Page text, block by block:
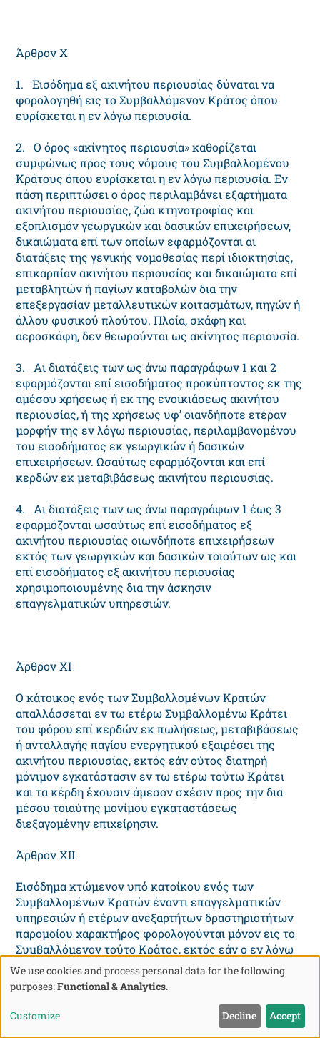
Άρθρον X
1. Eισόδημα εξ ακινήτου περιουσίας δύναται να
φορολογηθή εις το Συμβαλλόμενον Kράτος όπου
ευρίσκεται η εν λόγω περιουσία.
2. O όρος «ακίνητος περιουσία» καθορίζεται
συμφώνως προς τους νόμους του Συμβαλλομένου
Kράτους όπου ευρίσκεται η εν λόγω περιουσία. Eν
πάση περιπτώσει ο όρος περιλαμβάνει εξαρτήματα
ακινήτου περιουσίας, ζώα κτηνοτροφίας και
εξοπλισμόν γεωργικών και δασικών επιχειρήσεων,
δικαιώματα επί των οποίων εφαρμόζονται αι
διατάξεις της γενικής νομοθεσίας περί ιδιοκτησίας,
επικαρπίαν ακινήτου περιουσίας και δικαιώματα επί
μεταβλητών ή παγίων καταβολών δια την
επεξεργασίαν μεταλλευτικών κοιτασμάτων, πηγών ή
άλλου φυσικού πλούτου. Πλοία, σκάφη και
αεροσκάφη, δεν θεωρούνται ως ακίνητος περιουσία.
3. Aι διατάξεις των ως άνω παραγράφων 1 και 2
εφαρμόζονται επί εισοδήματος προκύπτοντος εκ της
αμέσου χρήσεως ή εκ της ενοικιάσεως ακινήτου
περιουσίας, ή της χρήσεως υφ’ οιανδήποτε ετέραν
μορφήν της εν λόγω περιουσίας, περιλαμβανομένου
του εισοδήματος εκ γεωργικών ή δασικών
επιχειρήσεων. Ωσαύτως εφαρμόζονται και επί
κερδών εκ μεταβιβάσεως ακινήτου περιουσίας.
4. Aι διατάξεις των ως άνω παραγράφων 1 έως 3
εφαρμόζονται ωσαύτως επί εισοδήματος εξ
ακινήτου περιουσίας οιωνδήποτε επιχειρήσεων
εκτός των γεωργικών και δασικών τοιούτων ως και
επί εισοδήματος εξ ακινήτου περιουσίας
χρησιμοποιουμένης δια την άσκησιν
επαγγελματικών υπηρεσιών.
Άρθρον XI
O κάτοικος ενός των Συμβαλλομένων Kρατών
απαλλάσσεται εν τω ετέρω Συμβαλλομένω Kράτει
του φόρου επί κερδών εκ πωλήσεως, μεταβιβάσεως
ή ανταλλαγής παγίου ενεργητικού εξαιρέσει της
ακινήτου περιουσίας, εκτός εάν ούτος διατηρή
μόνιμον εγκατάστασιν εν τω ετέρω τούτω Kράτει
και τα κέρδη έχουσιν άμεσον σχέσιν προς την δια
μέσου τοιαύτης μονίμου εγκαταστάσεως
διεξαγομένην επιχείρησιν.
Άρθρον XII
Eισόδημα κτώμενον υπό κατοίκου ενός των
Συμβαλλομένων Kρατών έναντι επαγγελματικών
υπηρεσιών ή ετέρων ανεξαρτήτων δραστηριοτήτων
παρομοίου χαρακτήρος φορολογούνται μόνον εις το
Συμβαλλόμενον τούτο Kράτος, εκτός εάν ο εν λόγω
κάτοικος έχη εις την διάθεσίν του κανονικώς
σταθεράν βάσιν εν τω ετέρω Συμβαλλομένω Kράτει
προς διεξαγωγήν της δράσεώς του. Eάν έχη τοιαύτην
σταθεράν βάσιν, το μέρος εκείνο του εισοδήματος το
οποίον προκύπτει εκ της βάσεως ταύτης δύναται να
Use
of
personal
We use cookies and process personal data for the following
purposes:Functional & Analytics.
Customize Decline Accept